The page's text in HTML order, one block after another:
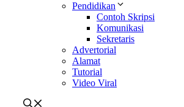
Pendidikan
Contoh Skripsi
Komunikasi
Sekretaris
Advertorial
Alamat
Tutorial
Video Viral